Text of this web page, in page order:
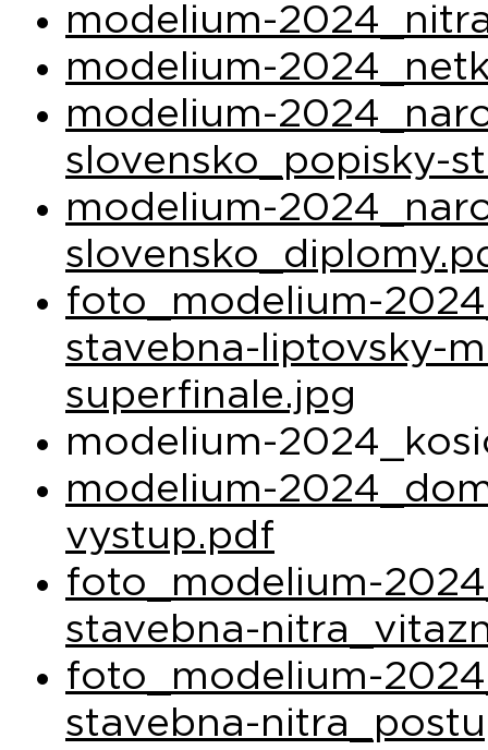
modelium-
modelium-
modelium-
slovensko_popisky-
modelium-
foto_modelium-
stavebna-liptovsky-
superfinale.jpg
modelium-
modelium-
vystup.pdf
foto_modelium-
stavebna-
foto_modelium-
stavebna-